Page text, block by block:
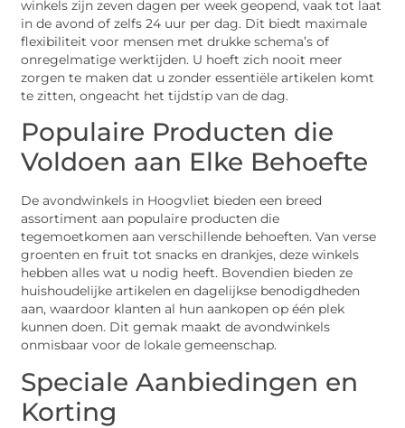
winkels zijn zeven dagen per week geopend, vaak tot laat
in de avond of zelfs 24 uur per dag. Dit biedt maximale
flexibiliteit voor mensen met drukke schema’s of
onregelmatige werktijden. U hoeft zich nooit meer
zorgen te maken dat u zonder essentiële artikelen komt
te zitten, ongeacht het tijdstip van de dag.
Populaire Producten die
Voldoen aan Elke Behoefte
De avondwinkels in Hoogvliet bieden een breed
assortiment aan populaire producten die
tegemoetkomen aan verschillende behoeften. Van verse
groenten en fruit tot snacks en drankjes, deze winkels
hebben alles wat u nodig heeft. Bovendien bieden ze
huishoudelijke artikelen en dagelijkse benodigdheden
aan, waardoor klanten al hun aankopen op één plek
kunnen doen. Dit gemak maakt de avondwinkels
onmisbaar voor de lokale gemeenschap.
Speciale Aanbiedingen en
Korting